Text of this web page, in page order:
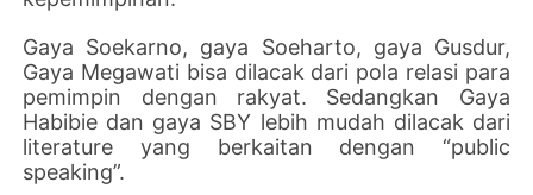
Gaya Soekarno, gaya Soeharto, gaya Gusdur,
Gaya Megawati bisa dilacak dari pola relasi para
pemimpin dengan rakyat. Sedangkan Gaya
Habibie dan gaya SBY lebih mudah dilacak dari
literature yang berkaitan dengan “public
speaking”.